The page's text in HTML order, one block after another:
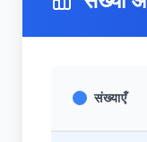
संख्याएँ